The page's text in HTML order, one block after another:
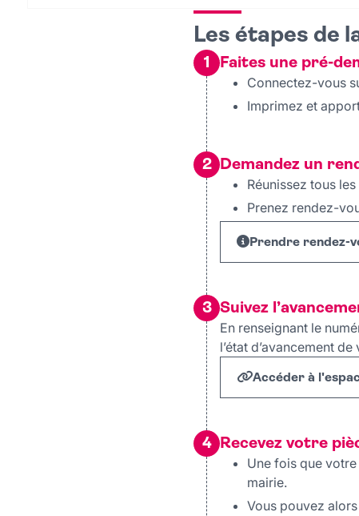
Les étapes de
1
Faites une pré-
Connectez-vous
Imprimez et
2 Demandez un
Réunissez tous
Prenez rendez-
Prendre rendez-
3 Suivez
En renseignant le
l’état d’avancement
Accéder à
4 Recevez votre
Une fois que
mairie.
Vous pouvez